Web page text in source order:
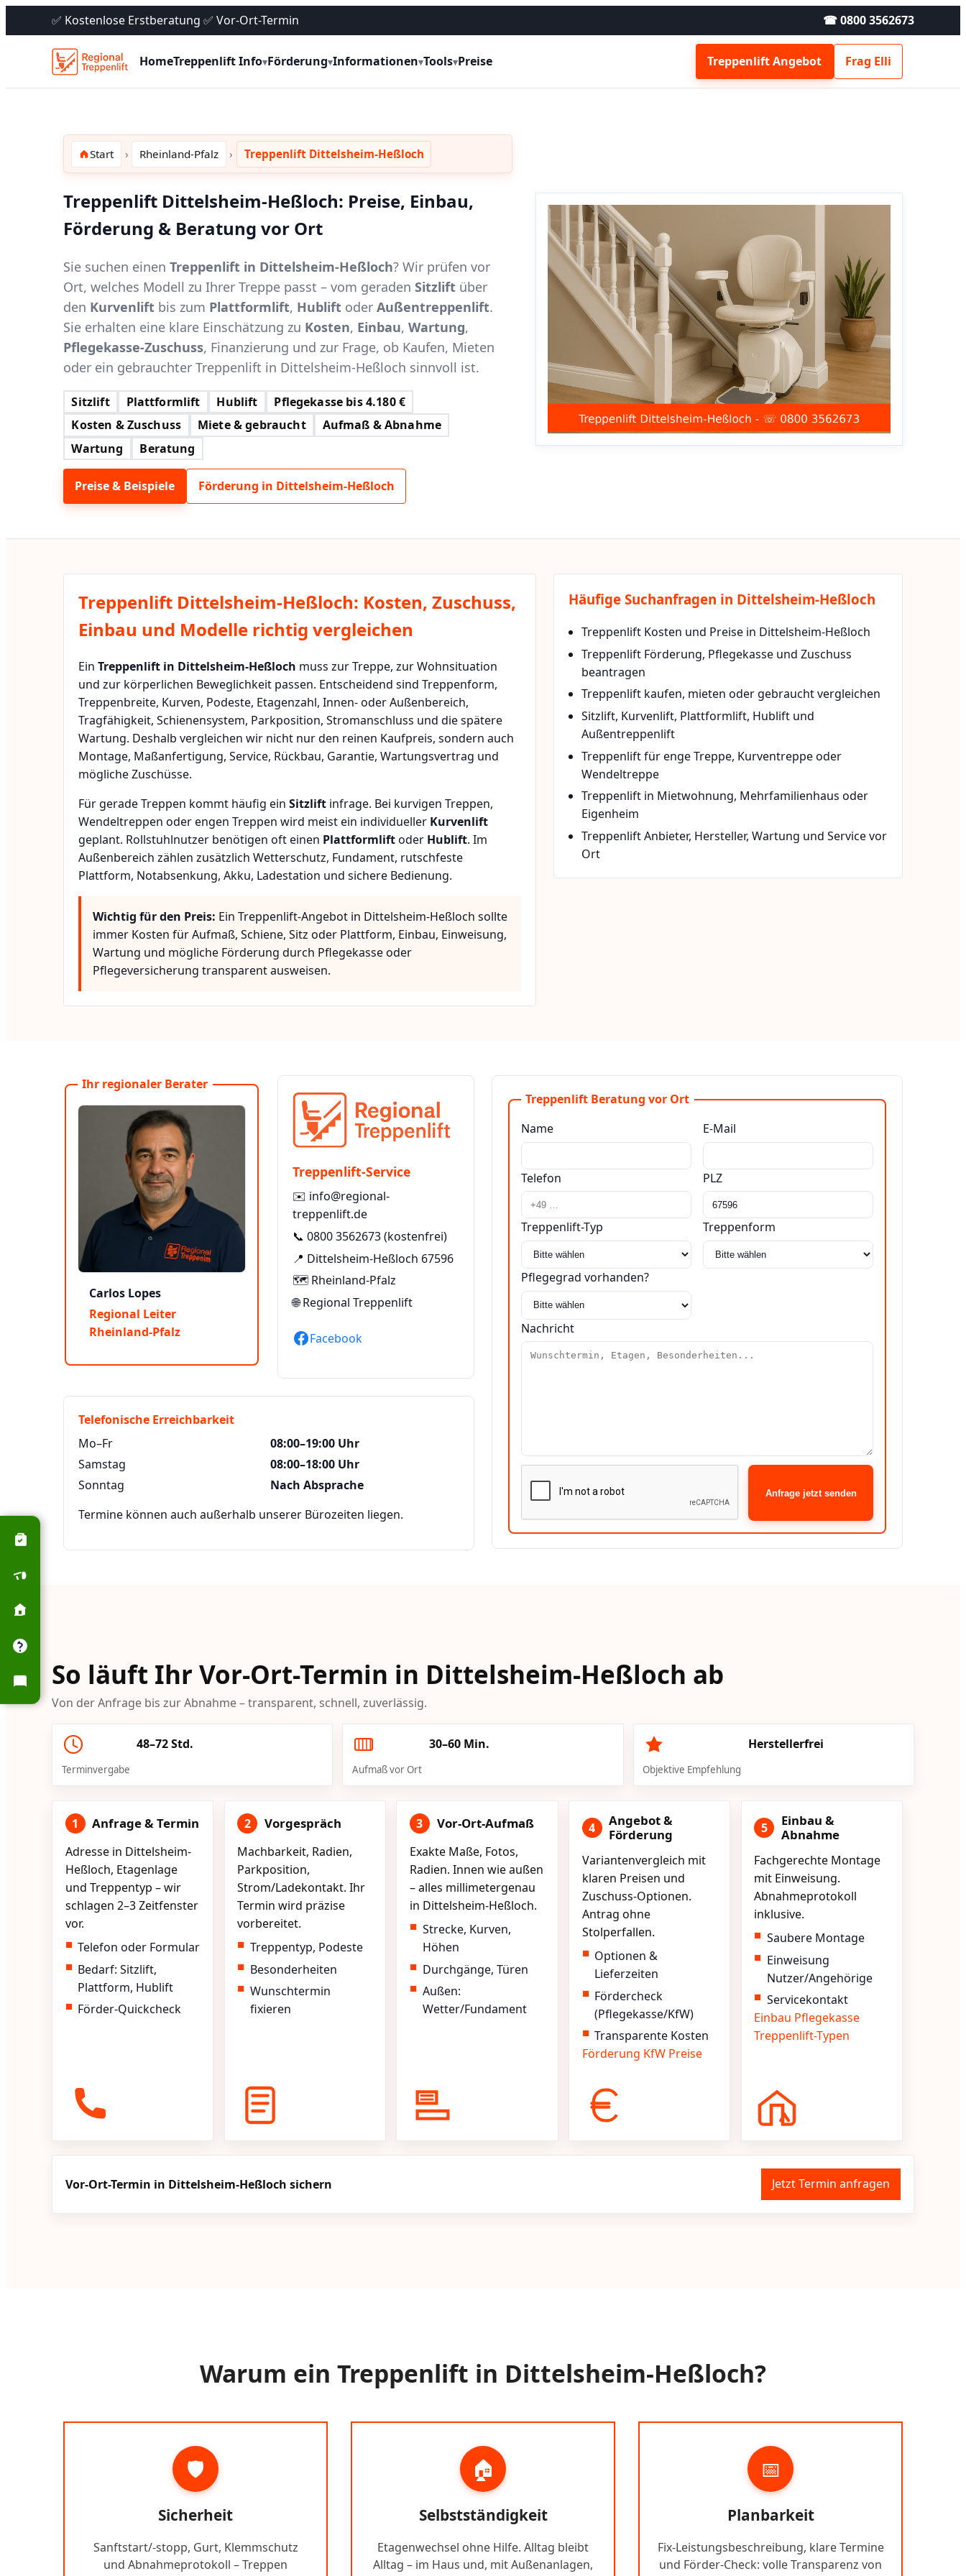
✅ Kostenlose Erstberatung ✅ Vor-Ort-Termin ☎ 0800 3562673
HomeTreppenlift Info▾Förderung▾Informationen▾Tools▾Preise Treppenlift Angebot Frag Elli
Start Rheinland-Pfalz Treppenlift Dittelsheim-Heßloch
Treppenlift Dittelsheim-Heßloch: Preise, Einbau,
Förderung & Beratung vor Ort
Sie suchen einen Treppenlift in Dittelsheim-Heßloch? Wir prüfen vor
Ort, welches Modell zu Ihrer Treppe passt – vom geraden Sitzlift über
den Kurvenlift bis zum Plattformlift, Hublift oder Außentreppenlift.
Sie erhalten eine klare Einschätzung zu Kosten, Einbau, Wartung,
Pflegekasse-Zuschuss, Finanzierung und zur Frage, ob Kaufen, Mieten
oder ein gebrauchter Treppenlift in Dittelsheim-Heßloch sinnvoll ist.
Sitzlift Plattformlift Hublift
Pflegekasse bis 4.180 €
Kosten & Zuschuss
Miete & gebraucht
Aufmaß & Abnahme
Wartung
Beratung
Preise & Beispiele Förderung in Dittelsheim-Heßloch
Treppenlift Dittelsheim-Heßloch: Kosten, Zuschuss,
Einbau und Modelle richtig vergleichen
Ein Treppenlift in Dittelsheim-Heßloch muss zur Treppe, zur Wohnsituation
und zur körperlichen Beweglichkeit passen. Entscheidend sind Treppenform,
Treppenbreite, Kurven, Podeste, Etagenzahl, Innen- oder Außenbereich,
Tragfähigkeit, Schienensystem, Parkposition, Stromanschluss und die spätere
Wartung. Deshalb vergleichen wir nicht nur den reinen Kaufpreis, sondern auch
Montage, Maßanfertigung, Service, Rückbau, Garantie, Wartungsvertrag und
mögliche Zuschüsse.
Für gerade Treppen kommt häufig ein Sitzlift infrage. Bei kurvigen Treppen,
Wendeltreppen oder engen Treppen wird meist ein individueller Kurvenlift
geplant. Rollstuhlnutzer benötigen oft einen Plattformliftoder Hublift. Im
Außenbereich zählen zusätzlich Wetterschutz, Fundament, rutschfeste
Plattform, Notabsenkung, Akku, Ladestation und sichere Bedienung.
Wichtig für den Preis: Ein Treppenlift-Angebot in Dittelsheim-Heßloch sollte
immer Kosten für Aufmaß, Schiene, Sitz oder Plattform, Einbau, Einweisung,
Wartung und mögliche Förderung durch Pflegekasse oder
Pflegeversicherung transparent ausweisen.
Häufige Suchanfragen in Dittelsheim-Heßloch
Treppenlift Kosten und Preise in Dittelsheim-Heßloch
Treppenlift Förderung, Pflegekasse und Zuschuss
beantragen
Treppenlift kaufen, mieten oder gebraucht vergleichen
Sitzlift, Kurvenlift, Plattformlift, Hublift und
Außentreppenlift
Treppenlift für enge Treppe, Kurventreppe oder
Wendeltreppe
Treppenlift in Mietwohnung, Mehrfamilienhaus oder
Eigenheim
Treppenlift Anbieter, Hersteller, Wartung und Service vor
Ort
Ihr regionaler Berater
Carlos Lopes
Regional Leiter
Rheinland-Pfalz
Treppenlift-Service
✉️ info@regional-
treppenlift.de
📞 0800 3562673(kostenfrei)
📍 Dittelsheim-Heßloch 67596
🗺️ Rheinland-Pfalz
🌐Regional Treppenlift
Facebook
Telefonische Erreichbarkeit
Mo–Fr
08:00–19:00 Uhr
Samstag
08:00–18:00 Uhr
Sonntag
Nach Absprache
Termine können auch außerhalb unserer Bürozeiten liegen.
Treppenlift Beratung vor Ort
Name
E-Mail
Telefon PLZ
Treppenlift-Typ Treppenform
Pflegegrad vorhanden?
Nachricht
Anfrage jetzt senden
So läuft Ihr Vor-Ort-Termin in Dittelsheim-Heßloch ab
Von der Anfrage bis zur Abnahme – transparent, schnell, zuverlässig.
48–72 Std.
Terminvergabe
30–60 Min.
Aufmaß vor Ort
Herstellerfrei
Objektive Empfehlung
1 Anfrage & Termin
Adresse in Dittelsheim-
Heßloch, Etagenlage
und Treppentyp – wir
schlagen 2–3 Zeitfenster
vor.
Telefon oder Formular
Bedarf: Sitzlift,
Plattform, Hublift
Förder-Quickcheck
2 Vorgespräch
Machbarkeit, Radien,
Parkposition,
Strom/Ladekontakt. Ihr
Termin wird präzise
vorbereitet.
Treppentyp, Podeste
Besonderheiten
Wunschtermin
fixieren
3 Vor-Ort-Aufmaß
Exakte Maße, Fotos,
Radien. Innen wie außen
– alles millimetergenau
in Dittelsheim-Heßloch.
Strecke, Kurven,
Höhen
Durchgänge, Türen
Außen:
Wetter/Fundament
4
Angebot &
Förderung
Variantenvergleich mit
klaren Preisen und
Zuschuss-Optionen.
Antrag ohne
Stolperfallen.
Optionen &
Lieferzeiten
Fördercheck
(Pflegekasse/KfW)
Transparente Kosten
Förderung KfW Preise
5
Einbau &
Abnahme
Fachgerechte Montage
mit Einweisung.
Abnahmeprotokoll
inklusive.
Saubere Montage
Einweisung
Nutzer/Angehörige
Servicekontakt
Einbau Pflegekasse
Treppenlift-Typen
Vor-Ort-Termin in Dittelsheim-Heßloch sichern Jetzt Termin anfragen
Warum ein Treppenlift in Dittelsheim-Heßloch?
🛡️
Sicherheit
Sanftstart/-stopp, Gurt, Klemmschutz
und Abnahmeprotokoll – Treppen
🏠
Selbstständigkeit
Etagenwechsel ohne Hilfe. Alltag bleibt
Alltag – im Haus und, mit Außenanlagen,
📅
Planbarkeit
Fix-Leistungsbeschreibung, klare Termine
und Förder-Check: volle Transparenz von